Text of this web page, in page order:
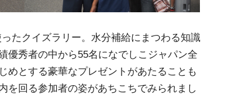
たクイズラリー。水分補給にまつわる知識
優秀者の中から55名になでしこジャパン全
めとする豪華なプレゼントがあたることも
を回る参加者の姿があちこちでみられまし